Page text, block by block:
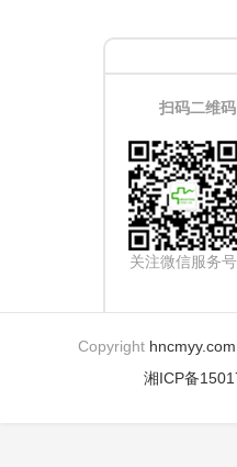
扫码二维
关注微信服务号
Copyright hncmyy.com
湘ICP备